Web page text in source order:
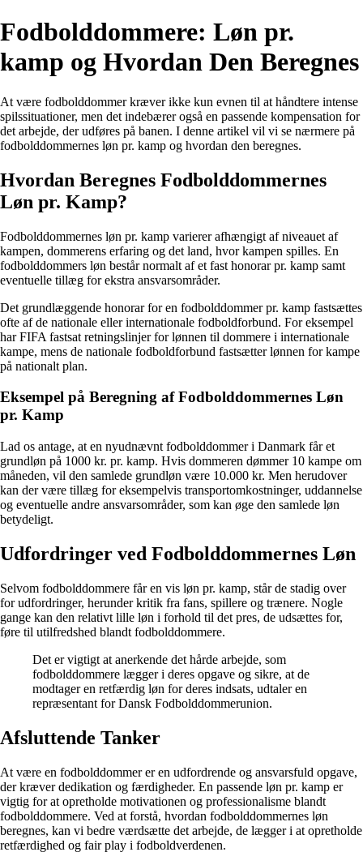
Fodbolddommere: Løn pr.
kamp og Hvordan Den Beregnes
At være fodbolddommer kræver ikke kun evnen til at håndtere intense
spilssituationer, men det indebærer også en passende kompensation for
det arbejde, der udføres på banen. I denne artikel vil vi se nærmere på
fodbolddommernes løn pr. kamp og hvordan den beregnes.
Hvordan Beregnes Fodbolddommernes
Løn pr. Kamp?
Fodbolddommernes løn pr. kamp varierer afhængigt af niveauet af
kampen, dommerens erfaring og det land, hvor kampen spilles. En
fodbolddommers løn består normalt af et fast honorar pr. kamp samt
eventuelle tillæg for ekstra ansvarsområder.
Det grundlæggende honorar for en fodbolddommer pr. kamp fastsættes
ofte af de nationale eller internationale fodboldforbund. For eksempel
har FIFA fastsat retningslinjer for lønnen til dommere i internationale
kampe, mens de nationale fodboldforbund fastsætter lønnen for kampe
på nationalt plan.
Eksempel på Beregning af Fodbolddommernes Løn
pr. Kamp
Lad os antage, at en nyudnævnt fodbolddommer i Danmark får et
grundløn på 1000 kr. pr. kamp. Hvis dommeren dømmer 10 kampe om
måneden, vil den samlede grundløn være 10.000 kr. Men herudover
kan der være tillæg for eksempelvis transportomkostninger, uddannelse
og eventuelle andre ansvarsområder, som kan øge den samlede løn
betydeligt.
Udfordringer ved Fodbolddommernes Løn
Selvom fodbolddommere får en vis løn pr. kamp, står de stadig over
for udfordringer, herunder kritik fra fans, spillere og trænere. Nogle
gange kan den relativt lille løn i forhold til det pres, de udsættes for,
føre til utilfredshed blandt fodbolddommere.
Det er vigtigt at anerkende det hårde arbejde, som
fodbolddommere lægger i deres opgave og sikre, at de
modtager en retfærdig løn for deres indsats, udtaler en
repræsentant for Dansk Fodbolddommerunion.
Afsluttende Tanker
At være en fodbolddommer er en udfordrende og ansvarsfuld opgave,
der kræver dedikation og færdigheder. En passende løn pr. kamp er
vigtig for at opretholde motivationen og professionalisme blandt
fodbolddommere. Ved at forstå, hvordan fodbolddommernes løn
beregnes, kan vi bedre værdsætte det arbejde, de lægger i at opretholde
retfærdighed og fair play i fodboldverdenen.